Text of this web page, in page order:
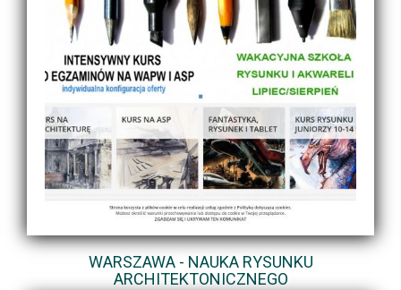
WARSZAWA - NAUKA RYSUNKU
ARCHITEKTONICZNEGO